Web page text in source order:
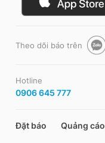
Theo dõi báo trên
Hotline
0906 645 777
Đặt báo Quảng cáo